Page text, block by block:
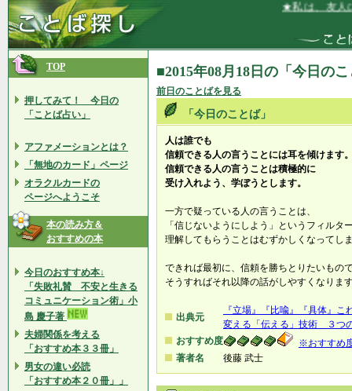
★私は、友人
TOP
押してみて！ 今日の
「ことば占い」
アファメーションとは？
「無地のカード」ページ
オラクルカードの
ページへようこそ
本の読み方＆
おすすめの本
今日のおすすめ本↓
「失敗礼賛 不安と生きる
コミュニケーション術」小
島 慶子著
夫婦関係を考える
「おすすめ本３３冊」
男女の違い必読
「おすすめ本２０冊」」
■2015年08月18日の「今日の
前日のことばを見る
「今日のことば」
人は誰でも
信頼できる人の言うことには耳を傾けます
信頼できる人の言うことは積極的に
受け入れよう、学ぼうとします。
一方で疑っている人の言うことは、
「信じないようにしよう」というフィルタ
理解してもらうことはむずかしくなってし
できれば最初に、信頼を勝ちとりたいもの
そうすればそれ以降の話がしやすくなりま
出典元
『立場』『比喩』『具体』こ
変える「伝える」技術 ３つ
おすすめ度
※おすすめ
著者名
後藤 武士